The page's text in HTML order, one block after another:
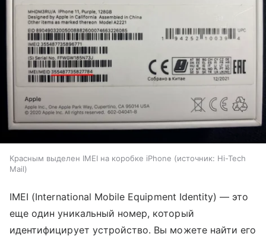
Красным выделен IMEI на коробке iPhone источник: Hi-Tech
Mail
IMEI (International Mobile Equipment Identity) — это
еще один уникальный номер, который
идентифицирует устройство. Вы можете найти его